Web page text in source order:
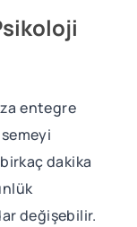
entegre
dakika
değişebilir.